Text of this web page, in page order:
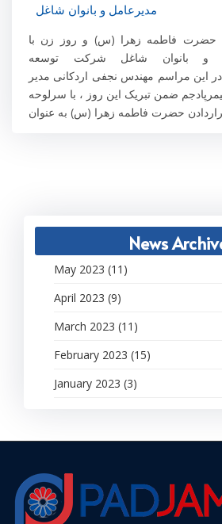
مدیرعامل و بانوان شاغل
حضرت فاطمه زهرا (س) و روز زن با
و بانوان شاغل شرکت توسعه
در این مراسم مهندس نجفی اردکانی مدیر
ضمن تبریک این روز ، با سرلوحه
News
May 2023 (11)
April 2023 (9)
March 2023 (11)
February 2023 (15)
January 2023 (3)